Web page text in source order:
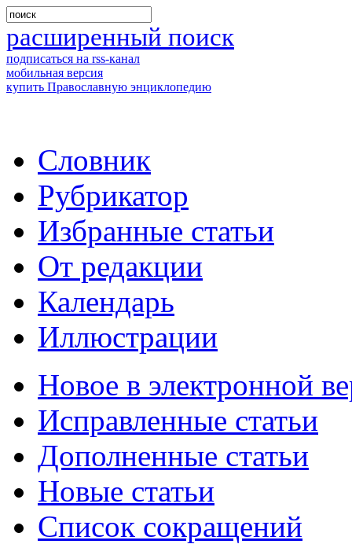
расширенный поиск
подписаться на rss-канал
мобильная версия
купить Православную энциклопедию
Словник
Рубрикатор
Избранные статьи
От редакции
Календарь
Иллюстрации
Новое в электронной
Исправленные статьи
Дополненные статьи
Новые статьи
Список сокращений